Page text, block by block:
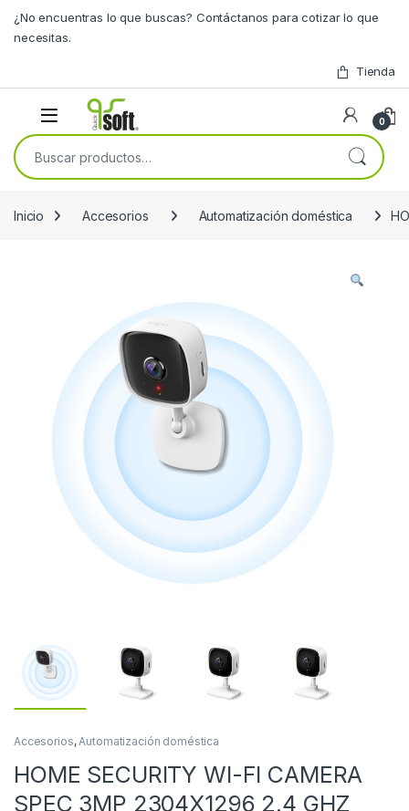
¿No encuentras lo que buscas? Contáctanos para cotizar lo que
necesitas.
Tienda
0
Buscar por:
Inicio Accesorios Automatización doméstica
Accesorios,Automatización doméstica
HOME SECURITY WI-FI CAMERA
SPEC 3MP 2304X1296 2.4 GHZ